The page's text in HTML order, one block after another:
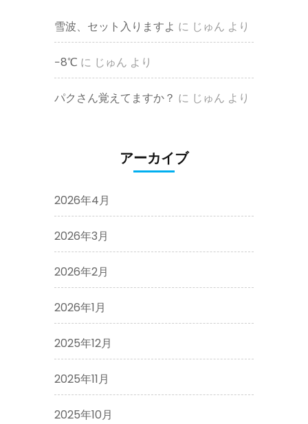
雪波、セット入りますよ に じゅん より
−8℃ に じゅん より
パクさん覚えてますか？ に じゅん より
アーカイブ
2026年4月
2026年3月
2026年2月
2026年1月
2025年12月
2025年11月
2025年10月